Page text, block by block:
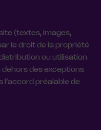
(textes, images,
le droit de la propriété
ou utilisation
des exceptions
l’accord préalable de